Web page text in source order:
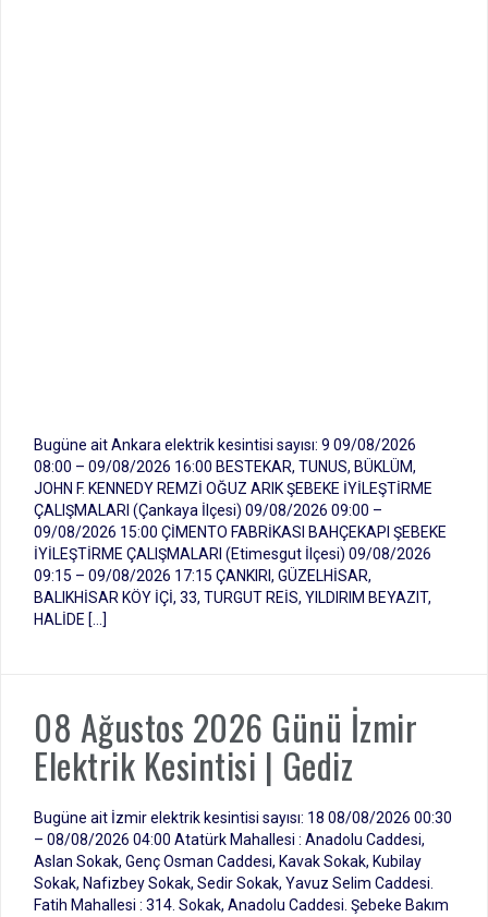
Bugüne ait Ankara elektrik kesintisi sayısı: 9 09/08/2026
08:00 – 09/08/2026 16:00 BESTEKAR, TUNUS, BÜKLÜM,
JOHN F. KENNEDY REMZİ OĞUZ ARIK ŞEBEKE İYİLEŞTİRME
ÇALIŞMALARI (Çankaya İlçesi) 09/08/2026 09:00 –
09/08/2026 15:00 ÇİMENTO FABRİKASI BAHÇEKAPI ŞEBEKE
İYİLEŞTİRME ÇALIŞMALARI (Etimesgut İlçesi) 09/08/2026
09:15 – 09/08/2026 17:15 ÇANKIRI, GÜZELHİSAR,
BALIKHİSAR KÖY İÇİ, 33, TURGUT REİS, YILDIRIM BEYAZIT,
HALİDE […]
08 Ağustos 2026 Günü İzmir
Elektrik Kesintisi | Gediz
Bugüne ait İzmir elektrik kesintisi sayısı: 18 08/08/2026 00:30
– 08/08/2026 04:00 Atatürk Mahallesi : Anadolu Caddesi,
Aslan Sokak, Genç Osman Caddesi, Kavak Sokak, Kubilay
Sokak, Nafizbey Sokak, Sedir Sokak, Yavuz Selim Caddesi.
Fatih Mahallesi : 314. Sokak, Anadolu Caddesi. Şebeke Bakım